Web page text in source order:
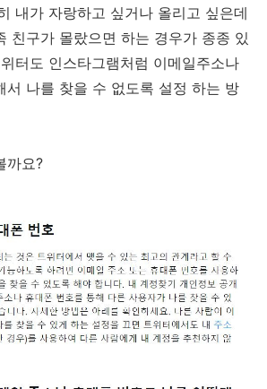
내가 자랑하고 싶거나 올리고 싶은데
친구가 몰랐으면 하는 경우가 종종 있
터도 인스타그램처럼 이메일주소나
서 나를 찾을 수 없도록 설정 하는 방
까요?